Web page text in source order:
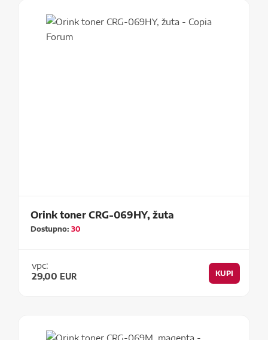
Orink toner CRG-069HY, žuta
Dostupno:30
vpc:
29,00 EUR KUPI